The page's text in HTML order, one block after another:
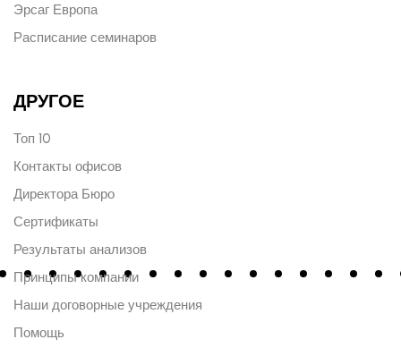
Эрсаг Европа
Расписание семинаров
ДРУГОЕ
Топ 10
Контакты офисов
Директора Бюро
Сертификаты
Результаты анализов
Принципы компании
Наши договорные учреждения
Помощь